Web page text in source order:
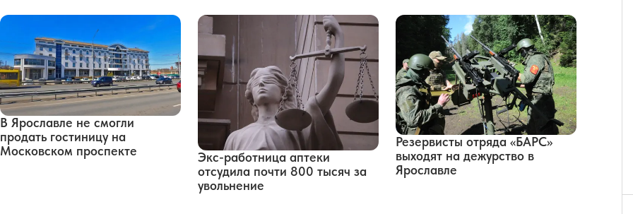
В Ярославле не смогли
продать гостиницу на
Московском проспекте
Экс-работница аптеки
отсудила почти 800 тысяч за
увольнение
Резервисты отряда «БАРС»
выходят на дежурство в
Ярославле